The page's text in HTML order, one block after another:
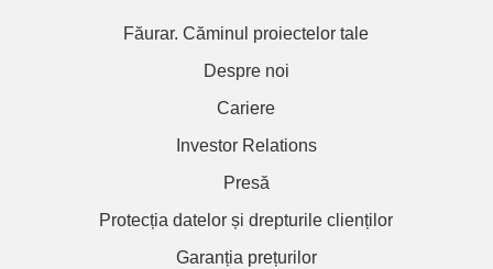
Făurar. Căminul proiectelor tale
Despre noi
Cariere
Investor Relations
Presă
Protecția datelor și drepturile clienților
Garanția prețurilor